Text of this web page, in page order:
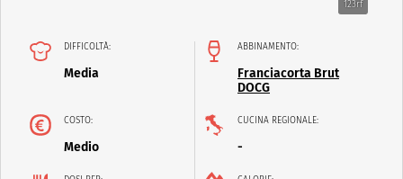
123rf
DIFFICOLTÀ:
Media
ABBINAMENTO:
Franciacorta Brut
DOCG
COSTO:
Medio
CUCINA REGIONALE:
-